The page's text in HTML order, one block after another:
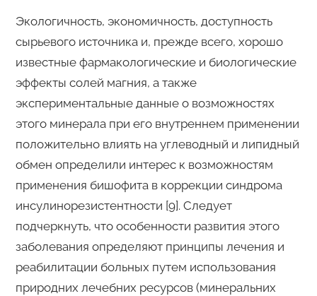
Экологичность, экономичность, доступность
сырьевого источника и, прежде всего, хорошо
известные фармакологические и биологические
эффекты солей магния, а также
экспериментальные данные о возможностях
этого минерала при его внутреннем применении
положительно влиять на углеводный и липидный
обмен определили интерес к возможностям
применения бишофита в коррекции синдрома
инсулинорезистентности [9]. Следует
подчеркнуть, что особенности развития этого
заболевания определяют принципы лечения и
реабилитации больных путем использования
природних лечебних ресурсов (минеральних